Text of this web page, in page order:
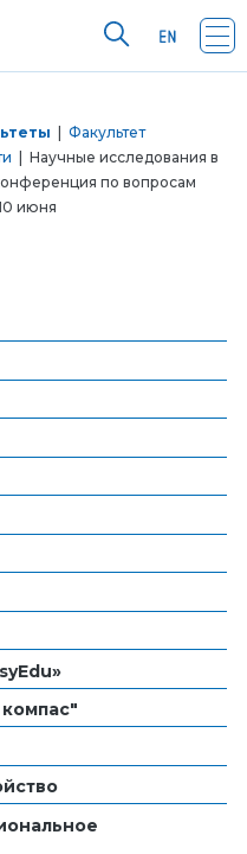
Факультет
| Научные исследования в
по вопросам
июня